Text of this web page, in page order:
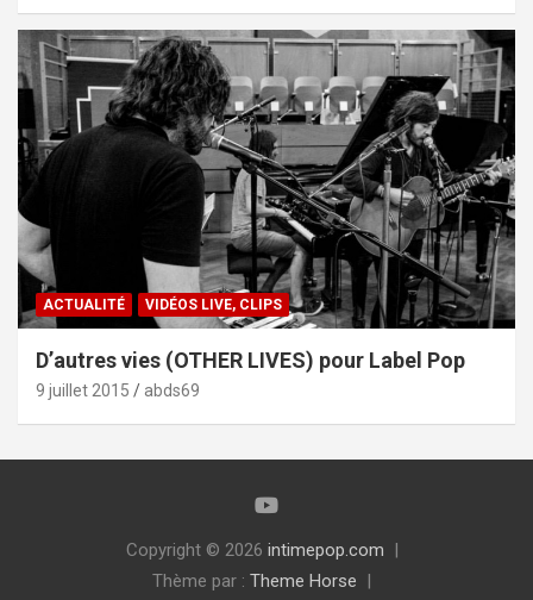
ACTUALITÉ VIDÉOS LIVE, CLIPS
D’autres vies (OTHER LIVES) pour Label Pop
9 juillet 2015 abds69
Copyright © 2026 intimepop.com
Thème par : Theme Horse